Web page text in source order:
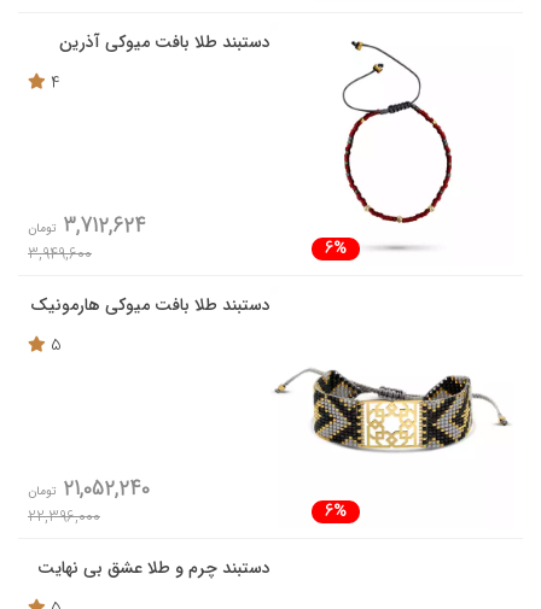
دستبند طلا بافت میوکی آذرین
4
6%
3,712,624 تومان
3,949,600
دستبند طلا بافت میوکی هارمونیک
5
6%
21,052,240 تومان
22,396,000
دستبند چرم و طلا عشق بی نهایت